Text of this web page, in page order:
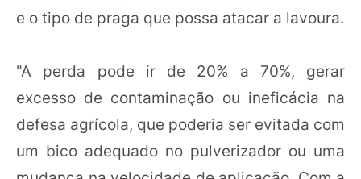
e o tipo de praga que possa atacar a lavoura.
"A perda pode ir de 20% a 70%, gerar
excesso de contaminação ou ineficácia na
defesa agrícola, que poderia ser evitada com
um bico adequado no pulverizador ou uma